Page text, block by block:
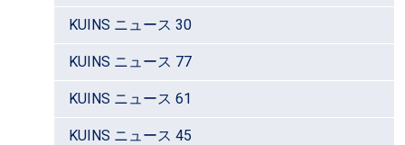
KUINS ニュース 30
KUINS ニュース 77
KUINS ニュース 61
KUINS ニュース 45